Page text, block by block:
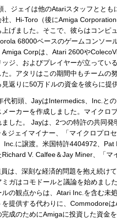
、ジェイは他のAtariスタッフとと
社、Hi-Toro（後にAmiga
上げました。そこで、彼らはコンピ
68000ベースのゲームコンソー
Amiga Corpは、Atari 2600や
ッジ、およびプレイヤーが立ってい
。アタリはこの期間中もチームの
返りに50万ドルの資金を彼らに提
代初頭、JayはIntermedics、Inc.と
ーカーを作成しました。マイクロ
ました。 Jayは、2つの特許の共同
ジェイマイナー、「マイクロプロ
Inc.に譲渡。米国特許4404972、
Richard V. Calfee＆Jay Miner、「マ
は、深刻な経済的問題を抱え続け
ミガはコモドールと議論を始めまし
の観点からは、Atari Inc.を含む未
を提供する代わりに、Commodore
成のためにAmigaに投資した資金を